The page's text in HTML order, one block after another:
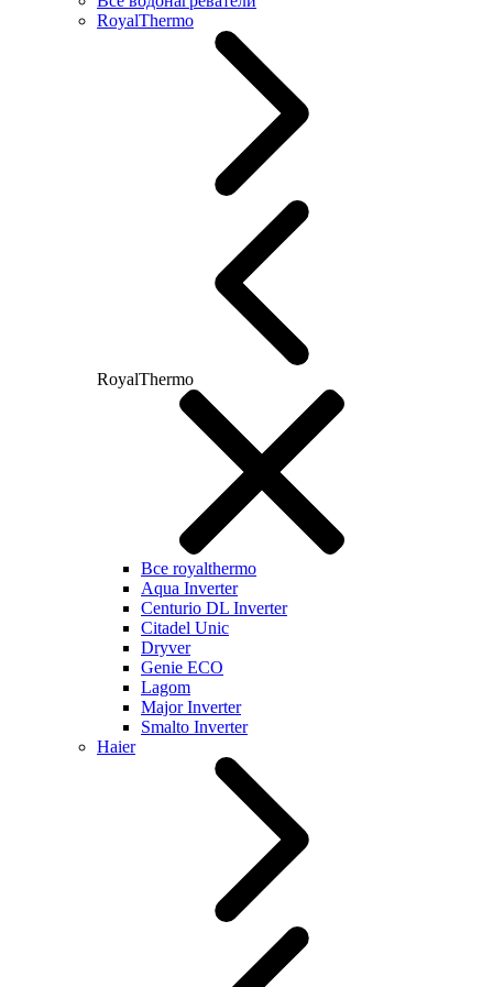
RoyalThermo
RoyalThermo
Все royalthermo
Aqua Inverter
Centurio DL Inverter
Citadel Unic
Dryver
Genie ECO
Lagom
Major Inverter
Smalto Inverter
Haier